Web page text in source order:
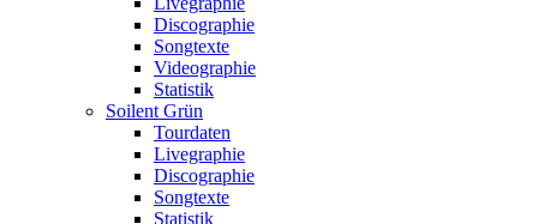
Discographie
Songtexte
Videographie
Statistik
Soilent Grün
Tourdaten
Livegraphie
Discographie
Songtexte
Statistik